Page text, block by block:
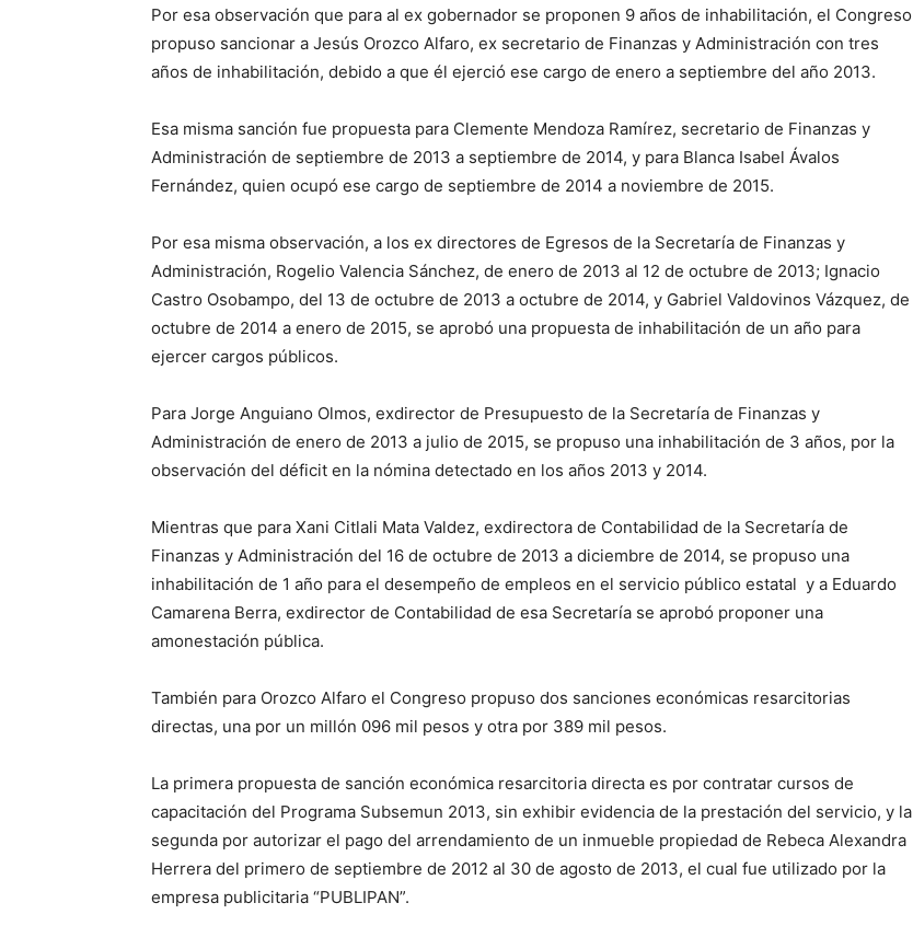
Por esa observación que para al ex gobernador se proponen 9 años de inhabilitación, el Congreso
propuso sancionar a Jesús Orozco Alfaro, ex secretario de Finanzas y Administración con tres
años de inhabilitación, debido a que él ejerció ese cargo de enero a septiembre del año 2013.
Esa misma sanción fue propuesta para Clemente Mendoza Ramírez, secretario de Finanzas y
Administración de septiembre de 2013 a septiembre de 2014, y para Blanca Isabel Ávalos
Fernández, quien ocupó ese cargo de septiembre de 2014 a noviembre de 2015.
Por esa misma observación, a los ex directores de Egresos de la Secretaría de Finanzas y
Administración, Rogelio Valencia Sánchez, de enero de 2013 al 12 de octubre de 2013; Ignacio
Castro Osobampo, del 13 de octubre de 2013 a octubre de 2014, y Gabriel Valdovinos Vázquez, de
octubre de 2014 a enero de 2015, se aprobó una propuesta de inhabilitación de un año para
ejercer cargos públicos.
Para Jorge Anguiano Olmos, exdirector de Presupuesto de la Secretaría de Finanzas y
Administración de enero de 2013 a julio de 2015, se propuso una inhabilitación de 3 años, por la
observación del déficit en la nómina detectado en los años 2013 y 2014.
Mientras que para Xani Citlali Mata Valdez, exdirectora de Contabilidad de la Secretaría de
Finanzas y Administración del 16 de octubre de 2013 a diciembre de 2014, se propuso una
inhabilitación de 1 año para el desempeño de empleos en el servicio público estatal y a Eduardo
Camarena Berra, exdirector de Contabilidad de esa Secretaría se aprobó proponer una
amonestación pública.
También para Orozco Alfaro el Congreso propuso dos sanciones económicas resarcitorias
directas, una por un millón 096 mil pesos y otra por 389 mil pesos.
La primera propuesta de sanción económica resarcitoria directa es por contratar cursos de
capacitación del Programa Subsemun 2013, sin exhibir evidencia de la prestación del servicio, y la
segunda por autorizar el pago del arrendamiento de un inmueble propiedad de Rebeca Alexandra
Herrera del primero de septiembre de 2012 al 30 de agosto de 2013, el cual fue utilizado por la
empresa publicitaria “PUBLIPAN”.